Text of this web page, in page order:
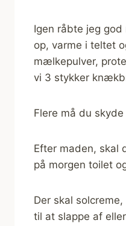
Igen råbte jeg
op, varme i teltet
mælkepulver,
vi 3 stykker
Flere må du
Efter maden, skal
på morgen toilet
Der skal
til at slappe af